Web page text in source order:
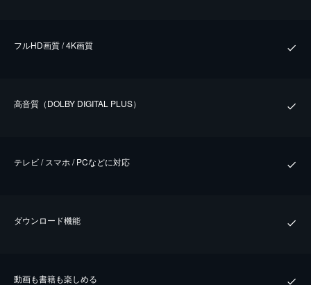
フルHD画質 / 4K画質
⾼⾳質（DOLBY DIGITAL PLUS）
テレビ / スマホ / PCなどに対応
ダウンロード機能
動画も書籍も楽しめる